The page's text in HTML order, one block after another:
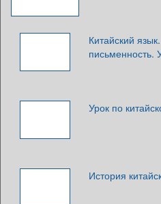
Китайский
письменность.
Урок по
История